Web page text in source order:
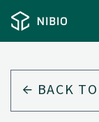
BACK